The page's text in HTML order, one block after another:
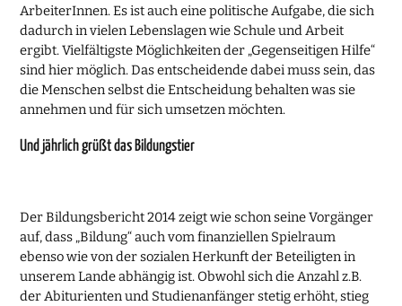
ArbeiterInnen. Es ist auch eine politische Aufgabe, die sich
dadurch in vielen Lebenslagen wie Schule und Arbeit
ergibt. Vielfältigste Möglichkeiten der „Gegenseitigen Hilfe“
sind hier möglich. Das entscheidende dabei muss sein, das
die Menschen selbst die Entscheidung behalten was sie
annehmen und für sich umsetzen möchten.
Und jährlich grüßt das Bildungstier
Der Bildungsbericht 2014 zeigt wie schon seine Vorgänger
auf, dass „Bildung“ auch vom finanziellen Spielraum
ebenso wie von der sozialen Herkunft der Beteiligten in
unserem Lande abhängig ist. Obwohl sich die Anzahl z.B.
der Abiturienten und Studienanfänger stetig erhöht, stieg